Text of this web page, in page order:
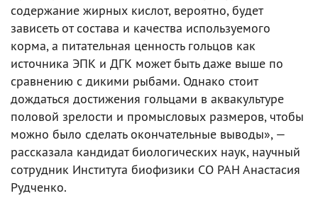
содержание жирных кислот, вероятно, будет
зависеть от состава и качества используемого
корма, а питательная ценность гольцов как
источника ЭПК и ДГК может быть даже выше по
сравнению с дикими рыбами. Однако стоит
дождаться достижения гольцами в аквакультуре
половой зрелости и промысловых размеров, чтобы
можно было сделать окончательные выводы», —
рассказала кандидат биологических наук, научный
сотрудник Института биофизики СО РАН Анастасия
Рудченко.